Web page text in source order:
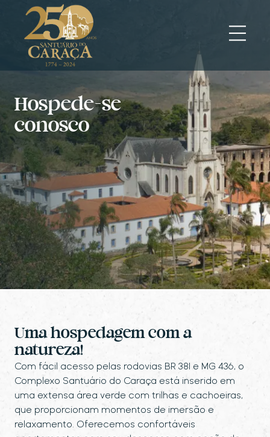
Hospede-se
conosco
Uma hospedagem com a
natureza!
Com fácil acesso pelas rodovias BR 381 e MG 436, o
Complexo Santuário do Caraça está inserido em
uma extensa área verde com trilhas e cachoeiras,
que proporcionam momentos de imersão e
relaxamento. Oferecemos confortáveis